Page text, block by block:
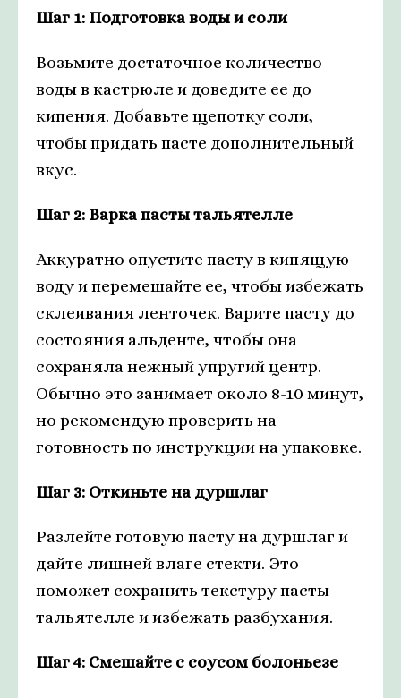
Шаг 1: Подготовка воды и соли
Возьмите достаточное количество
воды в кастрюле и доведите ее до
кипения. Добавьте щепотку соли,
чтобы придать пасте дополнительный
вкус.
Шаг 2: Варка пасты тальятелле
Аккуратно опустите пасту в кипящую
воду и перемешайте ее, чтобы избежать
склеивания ленточек. Варите пасту до
состояния альденте, чтобы она
сохраняла нежный упругий центр.
Обычно это занимает около 8-10 минут,
но рекомендую проверить на
готовность по инструкции на упаковке.
Шаг 3: Откиньте на дуршлаг
Разлейте готовую пасту на дуршлаг и
дайте лишней влаге стекти. Это
поможет сохранить текстуру пасты
тальятелле и избежать разбухания.
Шаг 4: Смешайте с соусом болоньезе